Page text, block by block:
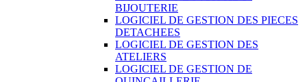
BIJOUTERIE
LOGICIEL DE GESTION DES PIECES
DETACHEES
LOGICIEL DE GESTION DES
ATELIERS
LOGICIEL DE GESTION DE